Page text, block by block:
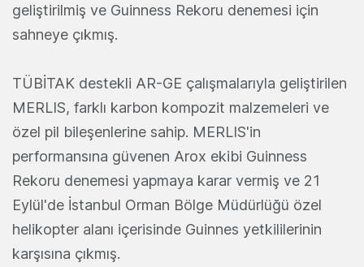
geliştirilmiş ve Guinness Rekoru denemesi için
sahneye çıkmış.
TÜBİTAK destekli AR-GE çalışmalarıyla geliştirilen
MERLIS, farklı karbon kompozit malzemeleri ve
özel pil bileşenlerine sahip. MERLIS'in
performansına güvenen Arox ekibi Guinness
Rekoru denemesi yapmaya karar vermiş ve 21
Eylül'de İstanbul Orman Bölge Müdürlüğü özel
helikopter alanı içerisinde Guinnes yetkililerinin
karşısına çıkmış.